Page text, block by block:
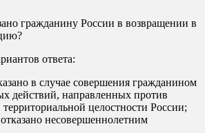
гражданину России в возвращении в
ответа:
в случае совершения гражданином
действий, направленных против
территориальной целостности России;
несовершеннолетним